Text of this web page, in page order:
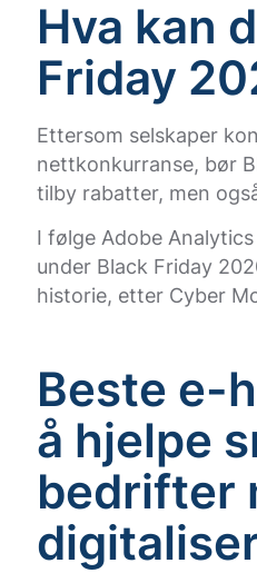
Hva kan
Friday
Ettersom selskaper
nettkonkurranse, bør
tilby rabatter, men
I følge Adobe
under Black Friday
historie, etter Cyber
Beste e-
å hjelpe
bedrifter